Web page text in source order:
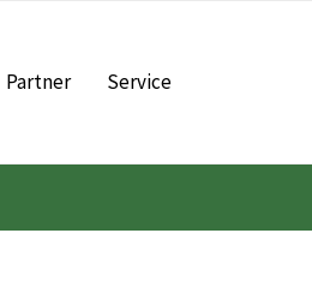
Partner Service